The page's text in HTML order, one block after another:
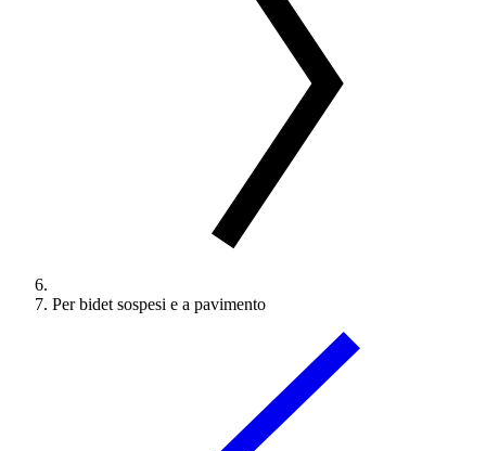
Per bidet sospesi e a pavimento